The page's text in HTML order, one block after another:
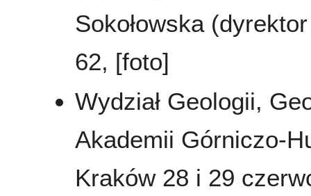
Sokołowska
62, [foto]
Wydział Geologii,
Akademii Górniczo-
Kraków 28 i 29